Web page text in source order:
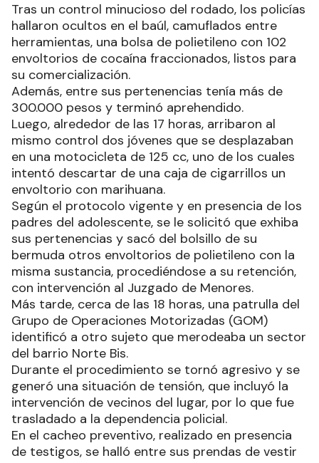
Tras un control minucioso del rodado, los policías
hallaron ocultos en el baúl, camuflados entre
herramientas, una bolsa de polietileno con 102
envoltorios de cocaína fraccionados, listos para
su comercialización.
Además, entre sus pertenencias tenía más de
300.000 pesos y terminó aprehendido.
Luego, alrededor de las 17 horas, arribaron al
mismo control dos jóvenes que se desplazaban
en una motocicleta de 125 cc, uno de los cuales
intentó descartar de una caja de cigarrillos un
envoltorio con marihuana.
Según el protocolo vigente y en presencia de los
padres del adolescente, se le solicitó que exhiba
sus pertenencias y sacó del bolsillo de su
bermuda otros envoltorios de polietileno con la
misma sustancia, procediéndose a su retención,
con intervención al Juzgado de Menores.
Más tarde, cerca de las 18 horas, una patrulla del
Grupo de Operaciones Motorizadas (GOM)
identificó a otro sujeto que merodeaba un sector
del barrio Norte Bis.
Durante el procedimiento se tornó agresivo y se
generó una situación de tensión, que incluyó la
intervención de vecinos del lugar, por lo que fue
trasladado a la dependencia policial.
En el cacheo preventivo, realizado en presencia
de testigos, se halló entre sus prendas de vestir